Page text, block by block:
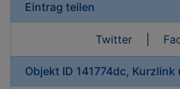
Eintrag teilen
Twitter|
Objekt ID 141774dc, Kurzlink